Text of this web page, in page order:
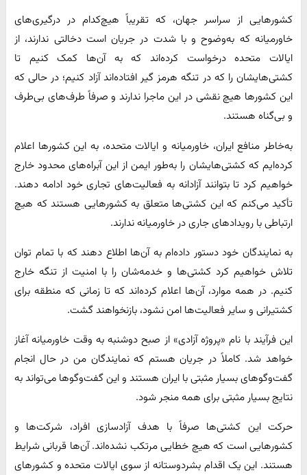
کشورهایی از سراسر جهان، که تقریباً هیچ‌کدام در درگیری‌های
خاورمیانه که به‌وضوح و با شدت در جریان است دخالتی ندارند، از
ایالات متحده درخواست کرده‌اند که به آن‌ها کمک کنیم تا
کشتی‌هایشان را که در تنگه هرمز گیر افتاده‌اند آزاد کنیم؛ در حالی که
این کشورها هیچ نقشی در این ماجرا ندارند و صرفاً طرف‌های بی‌طرف
و بی‌گناه هستند.
به‌خاطر منافع ایران، خاورمیانه و ایالات متحده، به این کشورها اعلام
کرده‌ایم که کشتی‌هایشان را به‌طور ایمن از این آبراه‌های محدود خارج
خواهیم کرد تا بتوانند آزادانه به فعالیت‌های تجاری خود ادامه دهند.
تأکید می‌کنم که این کشتی‌ها متعلق به کشورهایی هستند که هیچ
ارتباطی با رویدادهای جاری در خاورمیانه ندارند.
به نمایندگان خود دستور داده‌ام به آن‌ها اطلاع دهند که با تمام توان
تلاش خواهیم کرد کشتی‌ها و خدمه‌شان را با امنیت از تنگه خارج
کنیم. در همه موارد، آن‌ها اعلام کرده‌اند که تا زمانی که منطقه برای
کشتیرانی و سایر فعالیت‌ها امن نشود، بازنخواهند گشت.
این فرآیند با نام «پروژه آزادی» از صبح دوشنبه به وقت خاورمیانه آغاز
خواهد شد. کاملاً در جریان هستم که نمایندگان من در حال انجام
گفت‌وگوهای بسیار مثبتی با ایران هستند و این گفت‌وگوها می‌تواند به
نتایج بسیار مثبتی برای همه منجر شود.
حرکت این کشتی‌ها صرفاً با هدف آزادسازی افراد، شرکت‌ها و
کشورهایی است که هیچ خطایی مرتکب نشده‌اند. آن‌ها قربانی شرایط
هستند. این یک اقدام بشردوستانه از سوی ایالات متحده و کشورهای